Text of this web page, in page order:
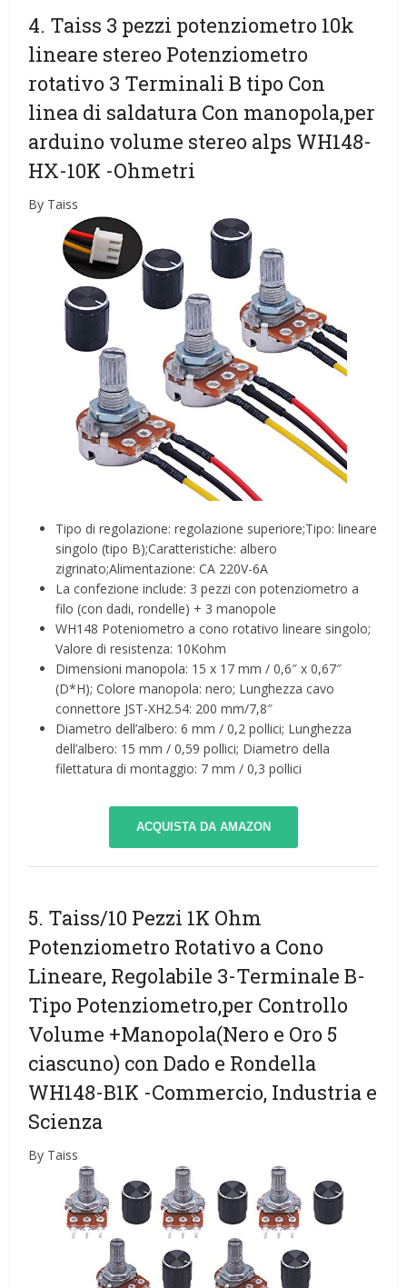
4. Taiss 3 pezzi potenziometro 10k
lineare stereo Potenziometro
rotativo 3 Terminali B tipo Con
linea di saldatura Con manopola,per
arduino volume stereo alps WH148-
HX-10K -Ohmetri
By Taiss
Tipo di regolazione: regolazione superiore;Tipo: lineare
singolo (tipo B);Caratteristiche: albero
zigrinato;Alimentazione: CA 220V-6A
La confezione include: 3 pezzi con potenziometro a
filo (con dadi, rondelle) + 3 manopole
WH148 Poteniometro a cono rotativo lineare singolo;
Valore di resistenza: 10Kohm
Dimensioni manopola: 15 x 17 mm / 0,6″ x 0,67″
(D*H); Colore manopola: nero; Lunghezza cavo
connettore JST-XH2.54: 200 mm/7,8″
Diametro dell’albero: 6 mm / 0,2 pollici; Lunghezza
dell’albero: 15 mm / 0,59 pollici; Diametro della
filettatura di montaggio: 7 mm / 0,3 pollici
ACQUISTA DA AMAZON
5. Taiss/10 Pezzi 1K Ohm
Potenziometro Rotativo a Cono
Lineare, Regolabile 3-Terminale B-
Tipo Potenziometro,per Controllo
Volume +Manopola(Nero e Oro 5
ciascuno) con Dado e Rondella
WH148-B1K -Commercio, Industria e
Scienza
By Taiss